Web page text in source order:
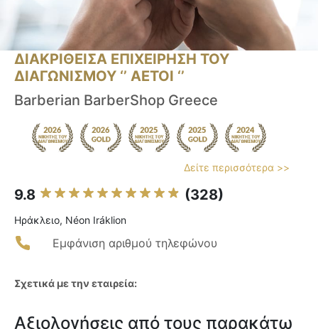
ΔΙΑΚΡΙΘΕΙΣΑ ΕΠΙΧΕΙΡΗΣΗ ΤΟΥ
ΔΙΑΓΩΝΙΣΜΟΥ ‘’ ΑΕΤΟΙ ‘’
Barberian BarberShop Greece
Δείτε περισσότερα >>
9.8 (328)
Ηράκλειο, Néon Iráklion
Εμφάνιση αριθμού τηλεφώνου
Σχετικά με την εταιρεία:
Αξιολογήσεις από τους παρακάτω